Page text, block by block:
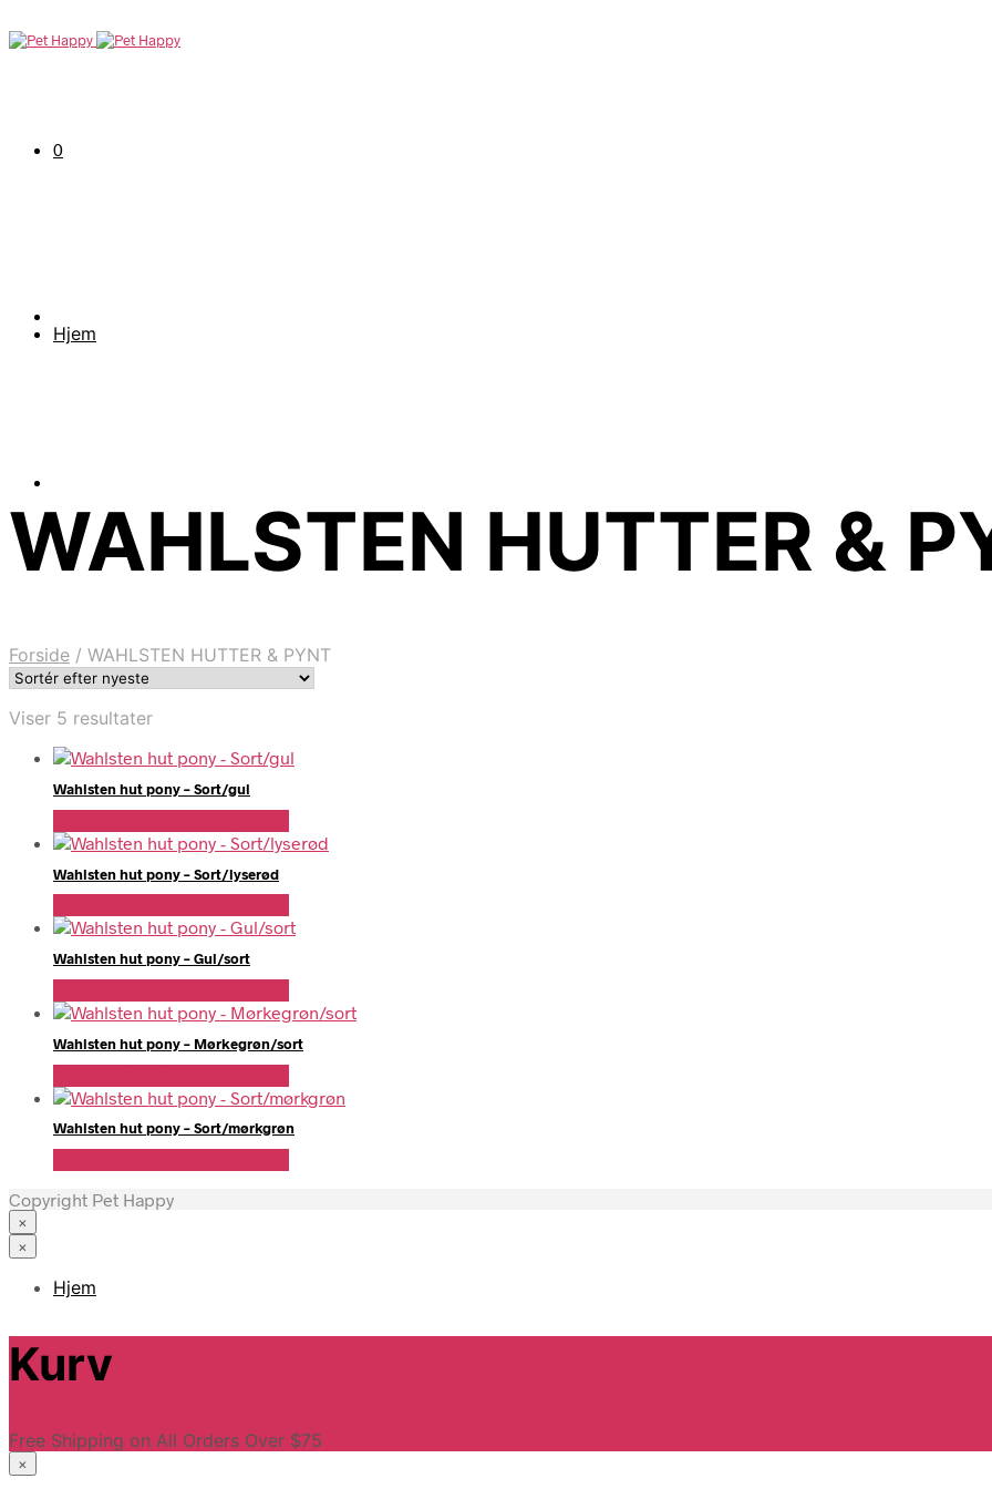
0
Hjem
WAHLSTEN HUTTER &
Forside / WAHLSTEN HUTTER & PYNT
Viser 5 resultaterSorteret
seneste
Wahlsten hut pony – Sort/gul
Wahlsten hut pony – Sort/lyserød
Wahlsten hut pony – Gul/sort
Wahlsten hut pony – Mørkegrøn/sort
Wahlsten hut pony – Sort/mørkgrøn
Copyright Pet Happy
×
×
Hjem
Kurv
Free Shipping on All Orders Over $75
×